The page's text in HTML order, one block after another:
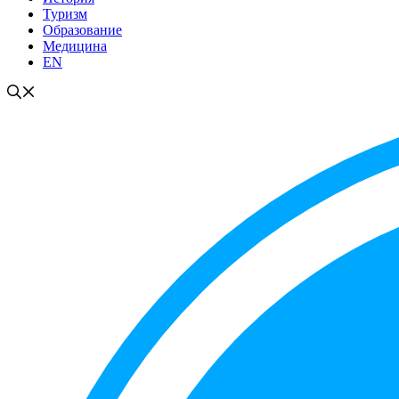
Туризм
Образование
Медицина
EN